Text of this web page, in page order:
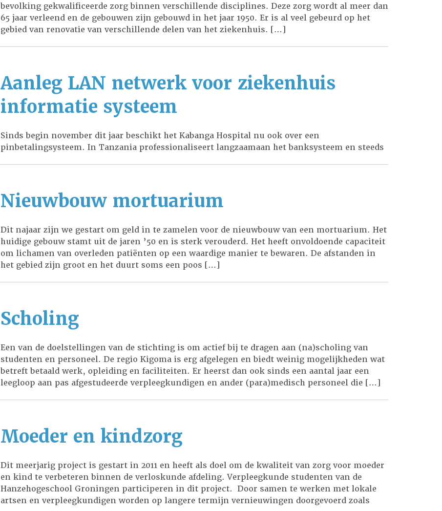
bevolking gekwalificeerde zorg binnen verschillende disciplines. Deze zorg wordt al meer dan
65 jaar verleend en de gebouwen zijn gebouwd in het jaar 1950. Er is al veel gebeurd op het
gebied van renovatie van verschillende delen van het ziekenhuis. […]
Aanleg LAN netwerk voor ziekenhuis
informatie systeem
Sinds begin november dit jaar beschikt het Kabanga Hospital nu ook over een
pinbetalingsysteem. In Tanzania professionaliseert langzaamaan het banksysteem en steeds
Nieuwbouw mortuarium
Dit najaar zijn we gestart om geld in te zamelen voor de nieuwbouw van een mortuarium. Het
huidige gebouw stamt uit de jaren ’50 en is sterk verouderd. Het heeft onvoldoende capaciteit
om lichamen van overleden patiënten op een waardige manier te bewaren. De afstanden in
het gebied zijn groot en het duurt soms een poos […]
Scholing
Een van de doelstellingen van de stichting is om actief bij te dragen aan (na)scholing van
studenten en personeel. De regio Kigoma is erg afgelegen en biedt weinig mogelijkheden wat
betreft betaald werk, opleiding en faciliteiten. Er heerst dan ook sinds een aantal jaar een
leegloop aan pas afgestudeerde verpleegkundigen en ander (para)medisch personeel die […]
Moeder en kindzorg
Dit meerjarig project is gestart in 2011 en heeft als doel om de kwaliteit van zorg voor moeder
en kind te verbeteren binnen de verloskunde afdeling. Verpleegkunde studenten van de
Hanzehogeschool Groningen participeren in dit project. Door samen te werken met lokale
artsen en verpleegkundigen worden op langere termijn vernieuwingen doorgevoerd zoals